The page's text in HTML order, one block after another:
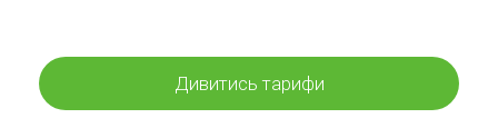
Дивитись тарифи